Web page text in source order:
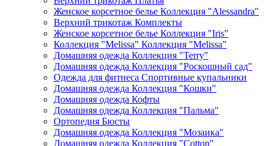
Женское корсетное белье Коллекция "Alessandra"
Верхний трикотаж Комплекты
Женское корсетное белье Коллекция "Iris"
Коллекция "Melissa" Коллекция "Melissa"
Домашняя одежда Коллекция "Terry"
Домашняя одежда Коллекция "Роскошный сад"
Одежда для фитнеса Спортивные купальники
Домашняя одежда Коллекция "Кошки"
Домашняя одежда Кофты
Домашняя одежда Коллекция "Пальма"
Ортопедия Бюсты
Домашняя одежда Коллекция "Мозаика"
Домашняя одежда Коллекция "Cotton"